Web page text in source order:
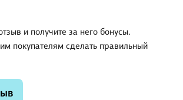
и получите за него бонусы.
покупателям сделать правильный